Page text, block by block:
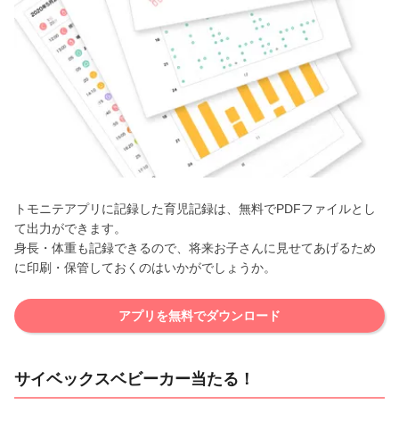
トモニテアプリに記録した育児記録は、無料でPDFファイルとし
て出力ができます。
身長・体重も記録できるので、将来お子さんに見せてあげるため
に印刷・保管しておくのはいかがでしょうか。
アプリを無料でダウンロード
サイベックスベビーカー当たる！